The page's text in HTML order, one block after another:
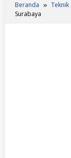
Beranda Teknik
Surabaya